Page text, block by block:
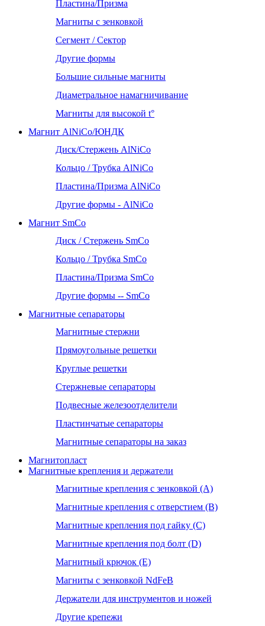
Пластина/Призма
Магниты с зенковкой
Сегмент / Сектор
Другие формы
Большие сильные магниты
Диаметральное намагничивание
Магниты для высокой t°
Магнит AlNiCo/ЮНДК
Диск/Стержень AlNiCo
Кольцо / Трубка AlNiCo
Пластина/Призма AlNiCo
Другие формы - AlNiCo
Магнит SmCo
Диск / Стержень SmCo
Кольцо / Трубка SmCo
Пластина/Призма SmCo
Другие формы -- SmCo
Магнитные сепараторы
Магнитные стержни
Прямоугольные решетки
Круглые решетки
Стержневые сепараторы
Подвесные железоотделители
Пластинчатые сепараторы
Магнитные сепараторы на заказ
Магнитопласт
Магнитные крепления и держатели
Магнитные крепления с зенковкой (А)
Магнитные крепления с отверстием (В)
Магнитные крепления под гайку (С)
Магнитные крепления под болт (D)
Магнитный крючок (Е)
Магниты с зенковкой NdFeB
Держатели для инструментов и ножей
Другие крепежи